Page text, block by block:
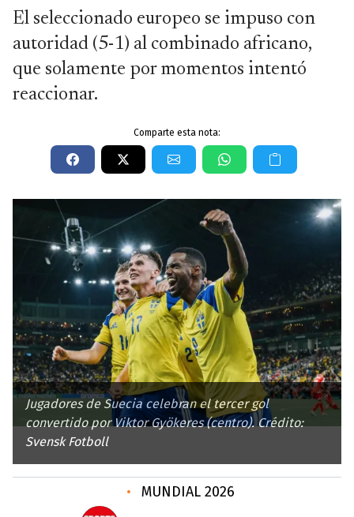
El seleccionado europeo se impuso con
autoridad (5-1) al combinado africano,
que solamente por momentos intentó
reaccionar.
Comparte esta nota:
Jugadores de Suecia celebran el tercer gol
convertido por Viktor Gyökeres (centro). Crédito:
Svensk Fotboll
• MUNDIAL 2026